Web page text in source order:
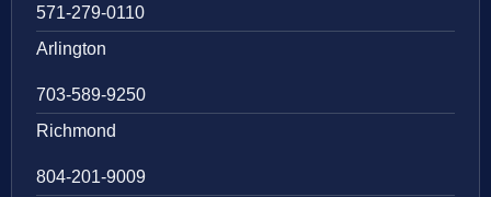
571-279-0110
Arlington
703-589-9250
Richmond
804-201-9009